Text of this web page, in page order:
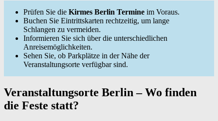
Prüfen Sie die Kirmes Berlin Termine im Voraus.
Buchen Sie Eintrittskarten rechtzeitig, um lange
Schlangen zu vermeiden.
Informieren Sie sich über die unterschiedlichen
Anreisemöglichkeiten.
Sehen Sie, ob Parkplätze in der Nähe der
Veranstaltungsorte verfügbar sind.
Veranstaltungsorte Berlin – Wo finden
die Feste statt?